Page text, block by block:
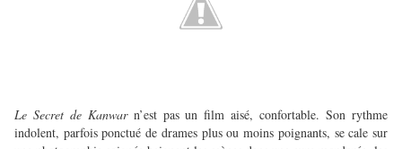
Le Secret de Kanwar n’est pas un film aisé, confortable. Son rythme
indolent, parfois ponctué de drames plus ou moins poignants, se cale sur